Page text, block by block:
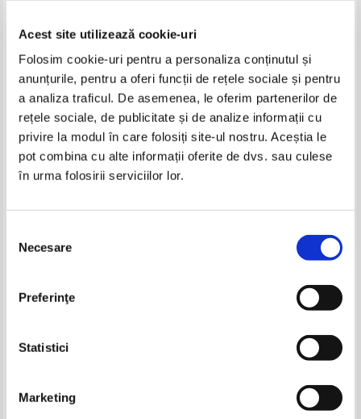
Acest site utilizează cookie-uri
Folosim cookie-uri pentru a personaliza conținutul și
anunțurile, pentru a oferi funcții de rețele sociale și pentru
a analiza traficul. De asemenea, le oferim partenerilor de
rețele sociale, de publicitate și de analize informații cu
privire la modul în care folosiți site-ul nostru. Aceștia le
pot combina cu alte informații oferite de dvs. sau culese
în urma folosirii serviciilor lor.
consimțământului
Necesare
Preferinţe
Statistici
Marketing
Petre Hladchi Bucovineanu -
Surprize de vacanta
Pret:10,00Lei 4,00 Lei
Adaugă în coș
Eugen A. Pora - Am intalnit copii
in lume...
Pret:
10,00Lei 4,00 Lei
Luminita Doja - Tara dintre doua
columne
Mateiu I. Caragiale - Remember